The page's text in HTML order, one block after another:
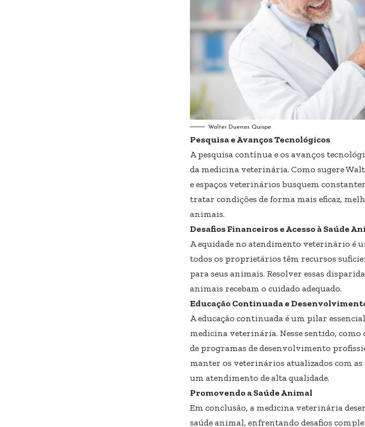
Walter Duenas Quispe
Pesquisa e Avanços Tecnológicos
A pesquisa contínua e os avanços
da medicina veterinária. Como sugere
e espaços veterinários busquem
tratar condições de forma mais eficaz,
animais.
Desafios Financeiros e Acesso à Saúde
A equidade no atendimento veterinário é
todos os proprietários têm recursos
para seus animais. Resolver essas
animais recebam o cuidado adequado.
Educação Continuada e
A educação continuada é um pilar
medicina veterinária. Nesse sentido,
de programas de desenvolvimento
manter os veterinários atualizados com
um atendimento de alta qualidade.
Promovendo a Saúde Animal
Em conclusão, a medicina veterinária
saúde animal, enfrentando desafios